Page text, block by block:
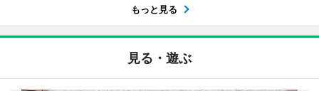
もっと見る
見る・遊ぶ